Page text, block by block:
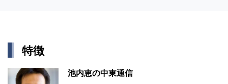
特徴
池内恵の中東通信